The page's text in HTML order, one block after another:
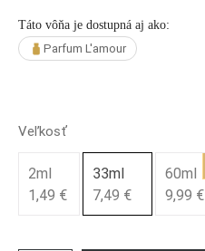
Táto vôňa je dostupná aj ako:
Parfum L'amour
Veľkosť
2ml
1,49 €
33ml
7,49 €
60ml
9,99 €